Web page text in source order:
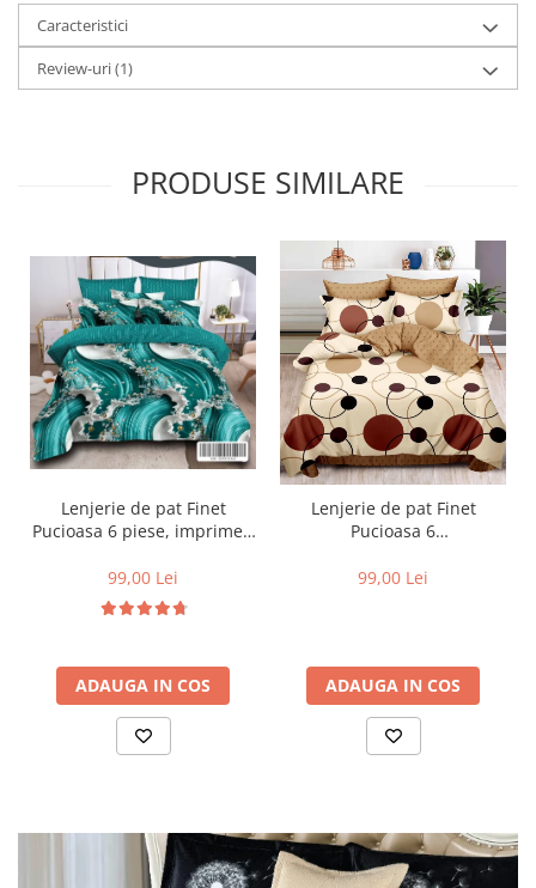
Caracteristici
Review-uri(1)
PRODUSE SIMILARE
Lenjerie de pat Finet
Pucioasa 6 piese, imprimeu
alb și auriu-R619
99,00 Lei
ADAUGA IN COS
Lenjerie de pat Finet
Pucioasa 6
si buline-R369
99,00 Lei
ADAUGA IN COS